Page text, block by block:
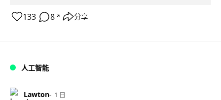
133 8 ↗ 分享
人工智能
Lawton 1 日